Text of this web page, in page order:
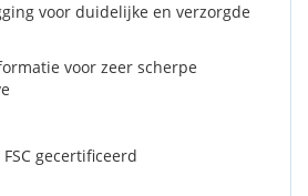
voor duidelijke en verzorgde
voor zeer scherpe
gecertificeerd